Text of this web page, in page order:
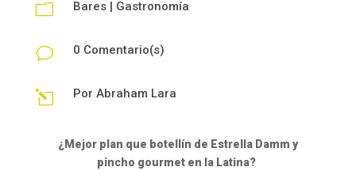
m Bares| Gastronomía
v 0 Comentario(s)
l Por Abraham Lara
¿Mejor plan que botellín de Estrella Damm y
pincho gourmet en la Latina?